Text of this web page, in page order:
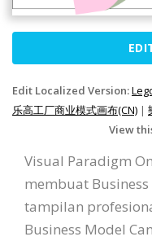
Edit Localized Version:
乐高工厂商业模式画布(CN) |
View
Visual Paradigm
membuat
tampilan
Business Model